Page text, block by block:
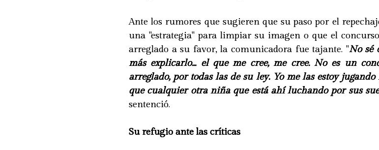
Ante los rumores que sugieren que su paso por el
una "estrategia" para limpiar su imagen o que el
arreglado a su favor, la comunicadora fue tajante. "No sé
más explicarlo... el que me cree, me cree. No es un
arreglado, por todas las de su ley. Yo me las estoy jugando
que cualquier otra niña que está ahí luchando por sus
sentenció.
Su refugio ante las críticas